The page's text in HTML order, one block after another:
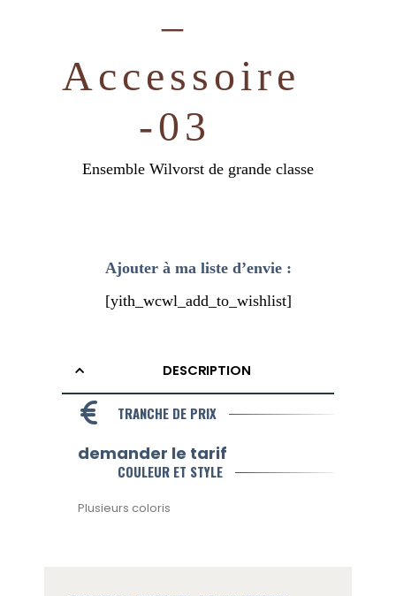
–
Accessoire
-03
Ensemble Wilvorst de grande classe
Ajouter à ma liste d’envie :
[yith_wcwl_add_to_wishlist]
DESCRIPTION
TRANCHE DE PRIX
demander le tarif
COULEUR ET STYLE
Plusieurs coloris